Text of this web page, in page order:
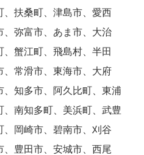
、扶桑町、津島市、愛西
、弥富市、あま市、大治
、蟹江町、飛島村、半田
、常滑市、東海市、大府
、知多市、阿久比町、東浦
、南知多町、美浜町、武豊
、岡崎市、碧南市、刈谷
、豊田市、安城市、西尾